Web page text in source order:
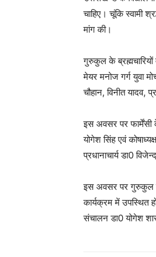
चाहिए। चूंकि स्वामी
मांग की।
गुरुकुल के ब्रह्मचारियों
मेयर मनोज गर्ग युवा
चौहान, विनीत यादव,
इस अवसर पर फार्मेंसी
योगेश सिंह एवं
प्रधानाचार्य डा0
इस अवसर पर गुरुकुल
कार्यक्रम में उपस्थित
संचालन डा0 योगेश